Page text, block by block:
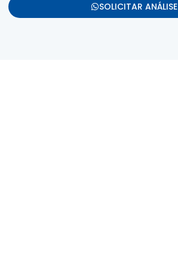
SOLICITAR ANÁLISE